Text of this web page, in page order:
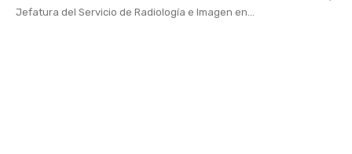
Jefatura del Servicio de Radiología e Imagen en...